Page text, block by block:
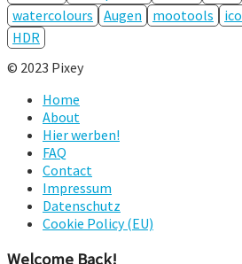
watercolours
Augen mootools ico
HDR
© 2023 Pixey
Home
About
Hier werben!
FAQ
Contact
Impressum
Datenschutz
Cookie Policy (EU)
Welcome Back!